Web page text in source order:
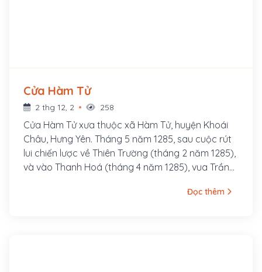
Cửa Hàm Tử
2 thg 12, 2 258
Cửa Hàm Tử xưa thuộc xã Hàm Tử, huyện Khoái
Châu, Hưng Yên. Tháng 5 năm 1285, sau cuộc rút
lui chiến lược về Thiên Trường (tháng 2 năm 1285),
và vào Thanh Hoá (tháng 4 năm 1285), vua Trần
quan trọng của quân Nguyên tại vùng Khoái
Đọc thêm